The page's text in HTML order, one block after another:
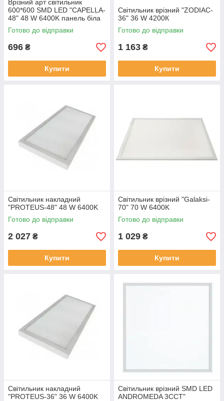
Врізний арт світильник
600*600 SMD LED "CAPELLA-
48" 48 W 6400K панель біла
Готово до відправки
696 ₴
Купити
Світильник врізний "ZODIAC-
36" 36 W 4200К
Готово до відправки
1 163 ₴
Купити
Світильник накладний
"PROTEUS-48" 48 W 6400K
Готово до відправки
2 027 ₴
Купити
Світильник врізний "Galaksi-
70" 70 W 6400K
Готово до відправки
1 029 ₴
Купити
Світильник накладний
"PROTEUS-36" 36 W 6400K
Світильник врізний SMD LED
ANDROMEDA 3CCT"